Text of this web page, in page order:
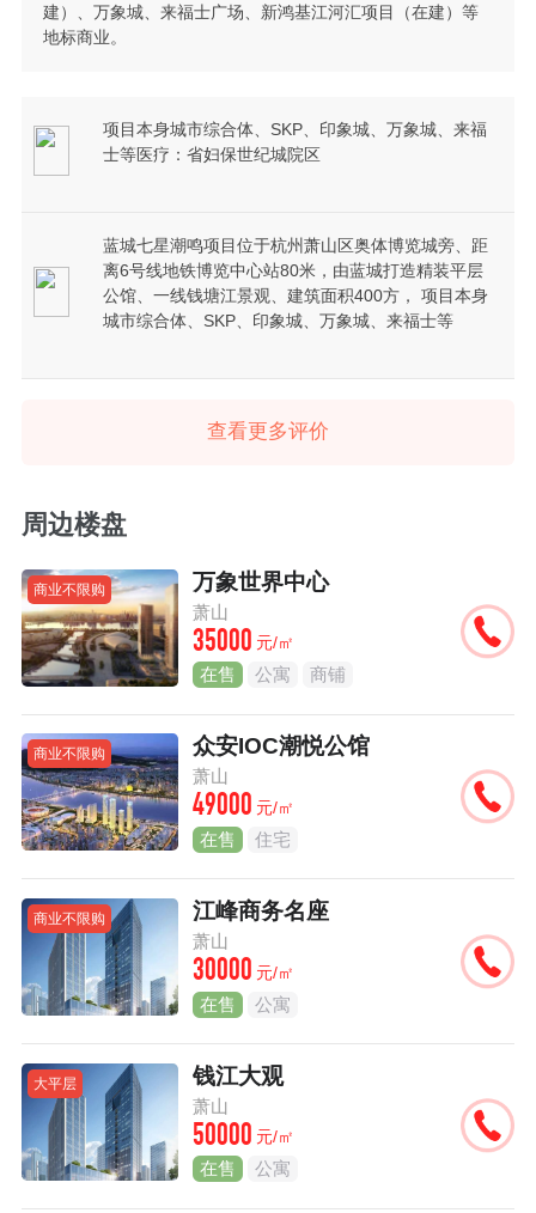
建）、万象城、来福士广场、新鸿基江河汇项目（在建）等
地标商业。
项目本身城市综合体、SKP、印象城、万象城、来福
士等医疗：省妇保世纪城院区
蓝城七星潮鸣项目位于杭州萧山区奥体博览城旁、距
离6号线地铁博览中心站80米，由蓝城打造精装平层
公馆、一线钱塘江景观、建筑面积400方， 项目本身
城市综合体、SKP、印象城、万象城、来福士等
查看更多评价
周边楼盘
商业不限购 万象世界中心
萧山
35000 元/㎡
在售 公寓 商铺
商业不限购 众安IOC潮悦公馆
萧山
49000 元/㎡
在售 住宅
商业不限购 江峰商务名座
萧山
30000 元/㎡
在售 公寓
大平层 钱江大观
萧山
50000 元/㎡
在售 公寓